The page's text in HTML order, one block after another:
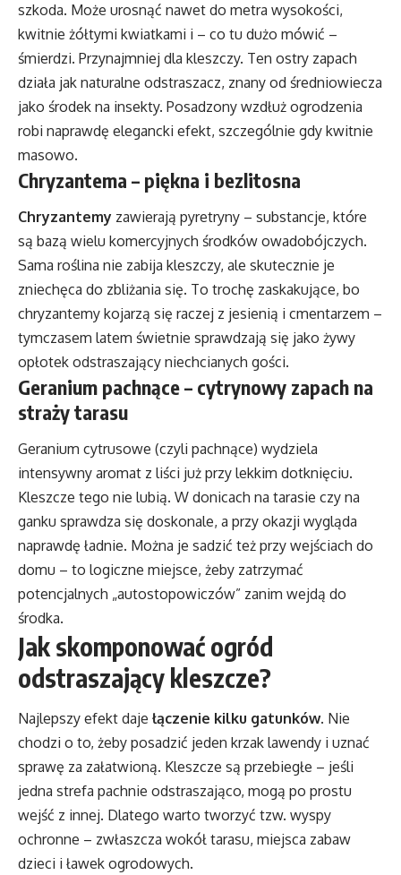
szkoda. Może urosnąć nawet do metra wysokości,
kwitnie żółtymi kwiatkami i – co tu dużo mówić –
śmierdzi. Przynajmniej dla kleszczy. Ten ostry zapach
działa jak naturalne odstraszacz, znany od średniowiecza
jako środek na insekty. Posadzony wzdłuż ogrodzenia
robi naprawdę elegancki efekt, szczególnie gdy kwitnie
masowo.
Chryzantema – piękna i bezlitosna
Chryzantemy zawierają pyretryny – substancje, które
są bazą wielu komercyjnych środków owadobójczych.
Sama roślina nie zabija kleszczy, ale skutecznie je
zniechęca do zbliżania się. To trochę zaskakujące, bo
chryzantemy kojarzą się raczej z jesienią i cmentarzem –
tymczasem latem świetnie sprawdzają się jako żywy
opłotek odstraszający niechcianych gości.
Geranium pachnące – cytrynowy zapach na
straży tarasu
Geranium cytrusowe (czyli pachnące) wydziela
intensywny aromat z liści już przy lekkim dotknięciu.
Kleszcze tego nie lubią. W donicach na tarasie czy na
ganku sprawdza się doskonale, a przy okazji wygląda
naprawdę ładnie. Można je sadzić też przy wejściach do
domu – to logiczne miejsce, żeby zatrzymać
potencjalnych „autostopowiczów” zanim wejdą do
środka.
Jak skomponować ogród
odstraszający kleszcze?
Najlepszy efekt daje łączenie kilku gatunków. Nie
chodzi o to, żeby posadzić jeden krzak lawendy i uznać
sprawę za załatwioną. Kleszcze są przebiegłe – jeśli
jedna strefa pachnie odstraszająco, mogą po prostu
wejść z innej. Dlatego warto tworzyć tzw. wyspy
ochronne – zwłaszcza wokół tarasu, miejsca zabaw
dzieci i ławek ogrodowych.